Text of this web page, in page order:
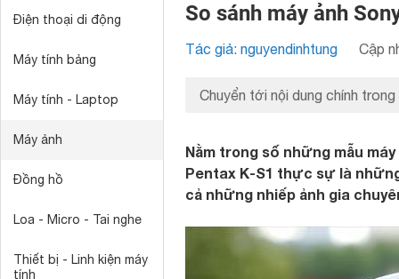
Điện thoại di động
Máy tính bảng
Máy tính - Laptop
Máy ảnh
Đồng hồ
Loa - Micro - Tai nghe
Thiết bị - Linh kiện máy
tính
So sánh máy ảnh
Tác giả: nguyendinhtung Cập
Chuyển tới nội dung chính trong
Nằm trong số những mẫu máy
Pentax K-S1 thực sự là
cả những nhiếp ảnh gia